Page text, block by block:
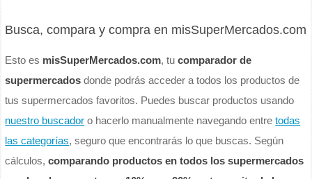
Busca, compara y compra en misSuperMercados.com
Esto es misSuperMercados.com, tucomparador de
supermercados donde podrás acceder a todos los productos de
tus supermercados favoritos. Puedes buscar productos usando
nuestro buscador o hacerlo manualmente navegando entretodas
las categorías, seguro que encontrarás lo que buscas. Según
cálculos,comparando productos en todos los supermercados